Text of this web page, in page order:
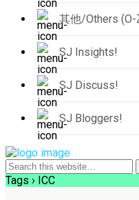
其他/Others (O-
SJ Insights!
SJ Discuss!
SJ Bloggers!
Tags › ICC